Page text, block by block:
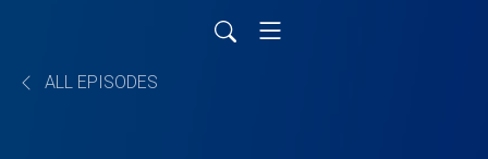
ALL EPISODES